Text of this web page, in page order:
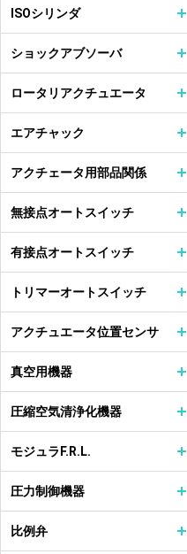
ISOシリンダ
ショックアブソーバ
ロータリアクチュエータ
エアチャック
アクチェータ用部品関係
無接点オートスイッチ
有接点オートスイッチ
トリマーオートスイッチ
アクチュエータ位置センサ
真空用機器
圧縮空気清浄化機器
モジュラF.R.L.
圧力制御機器
比例弁